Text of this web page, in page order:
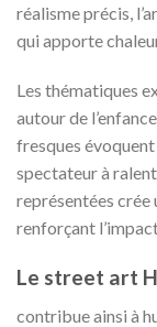
réalisme précis,
qui apporte
Les thématiques
autour de
fresques
spectateur à
représentées crée
renforçant
Le street art
contribue ainsi à